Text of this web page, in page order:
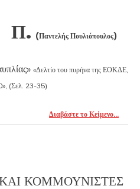
Π. (Παντελής Πουλιόπουλος)
«Δελτίο του πυρήνα της ΕΟΚΔΕ,
(Σελ. 23-35)
Διαβάστε το Κείμενο…
ΚΟΜΜΟΥΝΙΣΤΕΣ